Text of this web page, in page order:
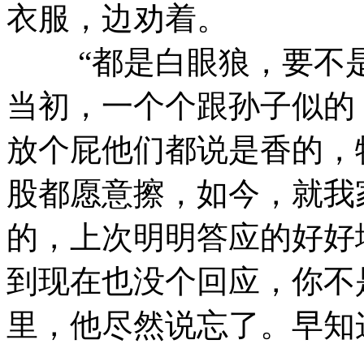
衣服，边劝着。
“都是白眼狼，要不是
当初，一个个跟孙子似
放个屁他们都说是香的
股都愿意擦，如今，就
的，上次明明答应的好
到现在也没个回应，你
里，他尽然说忘了。早